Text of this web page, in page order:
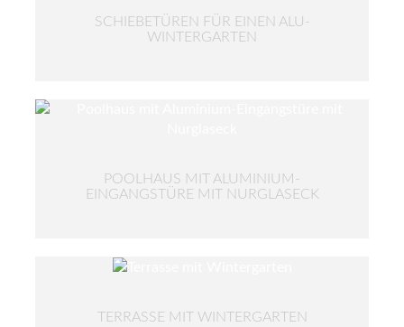
SCHIEBETÜREN FÜR EINEN ALU-
WINTERGARTEN
POOLHAUS MIT ALUMINIUM-
EINGANGSTÜRE MIT NURGLASECK
TERRASSE MIT WINTERGARTEN